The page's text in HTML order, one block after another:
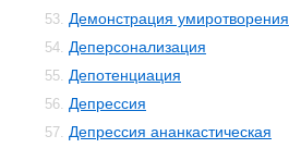
53. Демонстрация умиротворения
54. Деперсонализация
55. Депотенциация
56. Депрессия
57. Депрессия ананкастическая